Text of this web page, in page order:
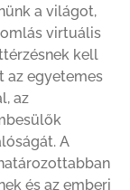
a világot,
virtuális
kell
az egyetemes
az
A
és az emberi